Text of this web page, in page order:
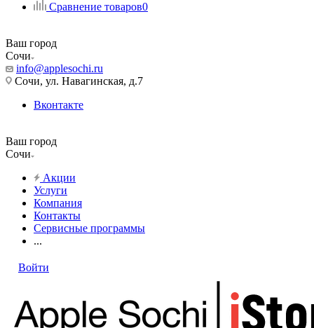
Сравнение товаров0
Ваш город
Сочи
info@applesochi.ru
Сочи, ул. Навагинская, д.7
Вконтакте
Ваш город
Сочи
Акции
Услуги
Компания
Контакты
Сервисные программы
...
Войти